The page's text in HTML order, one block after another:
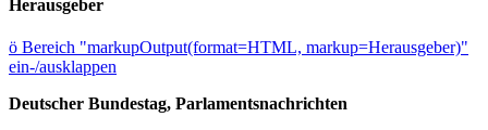
Herausgeber
ö Bereich "markupOutput(format=HTML, markup=Herausgeber)"
ein-/ausklappen
Deutscher Bundestag, Parlamentsnachrichten